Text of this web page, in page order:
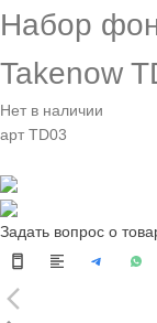
Набор
Takenow
Нет в наличии
арт TD03
Задать вопрос о